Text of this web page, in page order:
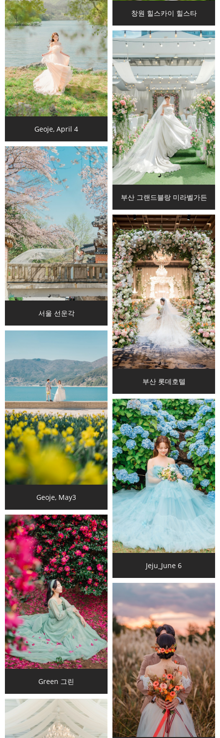
창원 힐스카이 힐스타
Geoje, April 4
부산 그랜드블랑 미라벨가든
서울 선운각
부산 롯데호텔
Geoje, May3
Jeju_June 6
Green 그린